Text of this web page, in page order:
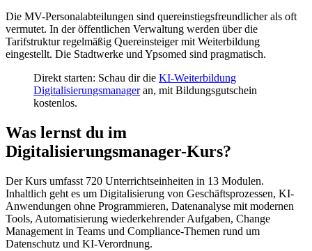
Die MV-Personalabteilungen sind quereinstiegsfreundlicher als oft
vermutet. In der öffentlichen Verwaltung werden über die
Tarifstruktur regelmäßig Quereinsteiger mit Weiterbildung
eingestellt. Die Stadtwerke und Ypsomed sind pragmatisch.
Direkt starten: Schau dir die KI-Weiterbildung
Digitalisierungsmanageran, mit Bildungsgutschein
kostenlos.
Was lernst du im
Digitalisierungsmanager-Kurs?
Der Kurs umfasst 720 Unterrichtseinheiten in 13 Modulen.
Inhaltlich geht es um Digitalisierung von Geschäftsprozessen, KI-
Anwendungen ohne Programmieren, Datenanalyse mit modernen
Tools, Automatisierung wiederkehrender Aufgaben, Change
Management in Teams und Compliance-Themen rund um
Datenschutz und KI-Verordnung.